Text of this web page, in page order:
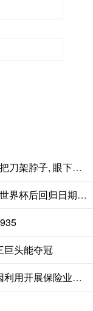
牛在线 卢拉发现不对劲, 巴西已被特朗普把刀架脖子, 眼下只有中国能救命
惠红网 拉什福德宣布将参与曼联季前赛! 世界杯后回归日期已定, 恐拖至压哨转会
巨头能夺冠
鑫赢智投 工银安盛人寿东莞中心支公司因利用开展保险业务为其他机构牟取不正当利益被罚款11万